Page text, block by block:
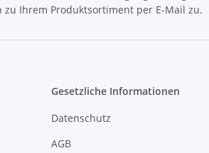
Ihrem Produktsortiment per E-Mail zu.
Gesetzliche Informationen
Datenschutz
AGB